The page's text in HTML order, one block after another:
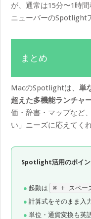
が、通常は15分〜1時
ニューバーのSpotlight
まとめ
MacのSpotlightは、単
超えた多機能ランチャ
価・辞書・マップなど
い」ニーズに応えてくれ
Spotlight活用のポイン
起動は ⌘ + スペー
計算式をそのまま入
単位・通貨変換も英